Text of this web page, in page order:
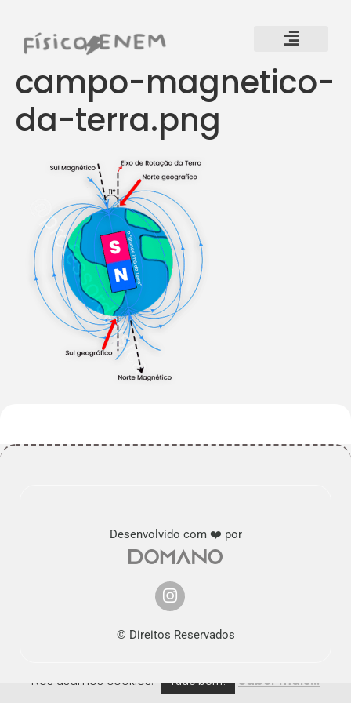
campo-magnetico-
da-terra.png
Desenvolvido com ❤️ por
© Direitos Reservados
Nós usamos cookies. Tudo bem! Saber mais...